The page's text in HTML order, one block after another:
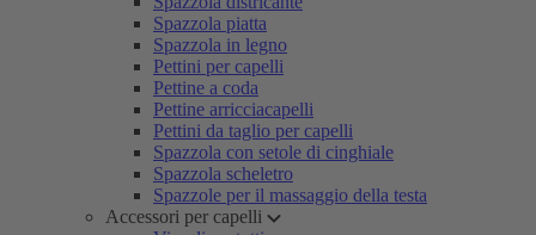
Spazzola piatta
Spazzola in legno
Pettini per capelli
Pettine a coda
Pettine arricciacapelli
Pettini da taglio per capelli
Spazzola con setole di cinghiale
Spazzola scheletro
Spazzole per il massaggio della testa
Accessori per capelli